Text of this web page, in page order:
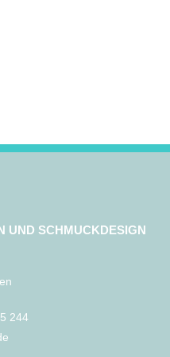
UND SCHMUCKDESIGN
244